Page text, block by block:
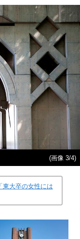
(画像 3/4)
東大卒の女性には